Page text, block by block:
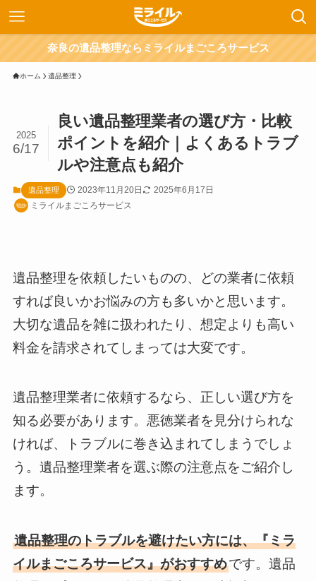
奈良の遺品整理ならミライルまごころサービス
ホーム 遺品整理
良い遺品整理業者の選び方・比較
ポイントを紹介｜よくあるトラブ
ルや注意点も紹介
2025
6/17
遺品整理 2023年11月20日
2025年6月17日
ミライルまごころサービス
遺品整理を依頼したいものの、どの業者に依頼
すれば良いかお悩みの方も多いかと思います。
大切な遺品を雑に扱われたり、想定よりも高い
料金を請求されてしまっては大変です。
遺品整理業者に依頼するなら、正しい選び方を
知る必要があります。悪徳業者を見分けられな
ければ、トラブルに巻き込まれてしまうでしょ
う。遺品整理業者を選ぶ際の注意点をご紹介し
ます。
遺品整理のトラブルを避けたい方には、『ミラ
イルまごころサービス』がおすすめです。遺品